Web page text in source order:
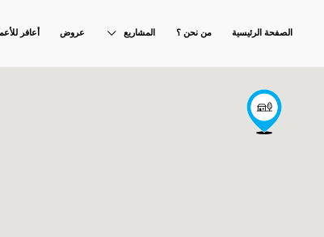
الصفحة الرئيسية من نحن ؟ المشاريع عروض أعافر